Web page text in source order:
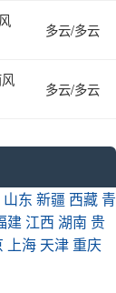
多云/多云
多云/多云
山东 新疆 西藏 青
建 江西 湖南 贵
上海 天津 重庆